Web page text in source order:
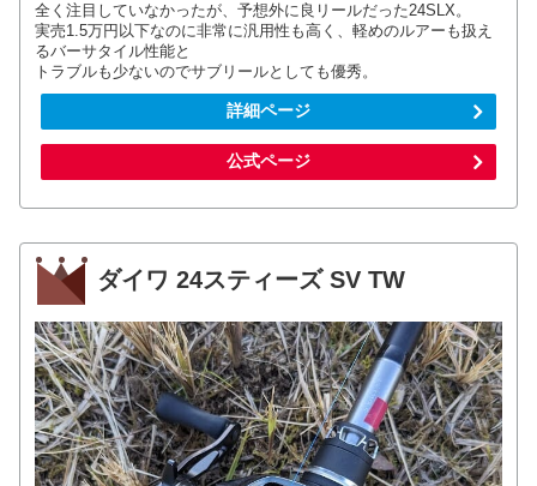
全く注目していなかったが、予想外に良リールだった24SLX。
実売1.5万円以下なのに非常に汎用性も高く、軽めのルアーも扱え
るバーサタイル性能と
トラブルも少ないのでサブリールとしても優秀。
詳細ページ
公式ページ
ダイワ 24スティーズ SV TW